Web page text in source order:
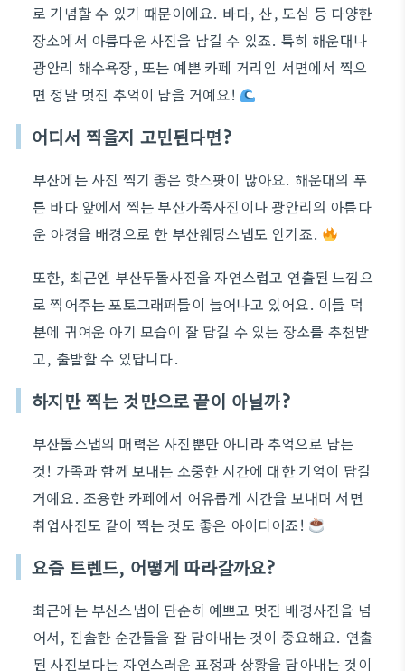
로 기념할 수 있기 때문이에요. 바다, 산, 도심 등 다양한
장소에서 아름다운 사진을 남길 수 있죠. 특히 해운대나
광안리 해수욕장, 또는 예쁜 카페 거리인 서면에서 찍으
면 정말 멋진 추억이 남을 거예요!
어디서 찍을지 고민된다면?
부산에는 사진 찍기 좋은 핫스팟이 많아요. 해운대의 푸
른 바다 앞에서 찍는 부산가족사진이나 광안리의 아름다
운 야경을 배경으로 한 부산웨딩스냅도 인기죠.
또한, 최근엔 부산두돌사진을 자연스럽고 연출된 느낌으
로 찍어주는 포토그래퍼들이 늘어나고 있어요. 이들 덕
분에 귀여운 아기 모습이 잘 담길 수 있는 장소를 추천받
고, 출발할 수 있답니다.
하지만 찍는 것만으로 끝이 아닐까?
부산돌스냅의 매력은 사진뿐만 아니라 추억으로 남는
것! 가족과 함께 보내는 소중한 시간에 대한 기억이 담길
거예요. 조용한 카페에서 여유롭게 시간을 보내며 서면
취업사진도 같이 찍는 것도 좋은 아이디어죠!
요즘 트렌드, 어떻게 따라갈까요?
최근에는 부산스냅이 단순히 예쁘고 멋진 배경사진을 넘
어서, 진솔한 순간들을 잘 담아내는 것이 중요해요. 연출
된 사진보다는 자연스러운 표정과 상황을 담아내는 것이